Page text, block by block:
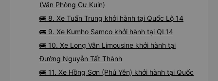
(Văn Phòng Cư Kuin)
🚌 8. Xe Tuấn Trung khởi hành tại Quốc Lộ 14
🚌 9. Xe Kumho Samco khởi hành tại QL14
🚌 10. Xe Long Vân Limousine khởi hành tại
Đường Nguyễn Tất Thành
🚌 11. Xe Hồng Sơn (Phú Yên) khởi hành tại Quốc